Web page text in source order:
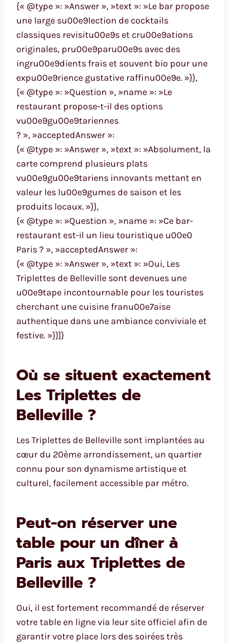
{« @type »: »Answer », »text »: »Le bar propose
une large su00e9lection de cocktails
classiques revisitu00e9s et cru00e9ations
originales, pru00e9paru00e9s avec des
ingru00e9dients frais et souvent bio pour une
expu00e9rience gustative raffinu00e9e. »}},
{« @type »: »Question », »name »: »Le
restaurant propose-t-il des options
vu00e9gu00e9tariennes
? », »acceptedAnswer »:
{« @type »: »Answer », »text »: »Absolument, la
carte comprend plusieurs plats
vu00e9gu00e9tariens innovants mettant en
valeur les lu00e9gumes de saison et les
produits locaux. »}},
{« @type »: »Question », »name »: »Ce bar-
restaurant est-il un lieu touristique u00e0
Paris ? », »acceptedAnswer »:
{« @type »: »Answer », »text »: »Oui, Les
Triplettes de Belleville sont devenues une
u00e9tape incontournable pour les touristes
cherchant une cuisine franu00e7aise
authentique dans une ambiance conviviale et
festive. »}}]}
Où se situent exactement
Les Triplettes de
Belleville ?
Les Triplettes de Belleville sont implantées au
cœur du 20ème arrondissement, un quartier
connu pour son dynamisme artistique et
culturel, facilement accessible par métro.
Peut-on réserver une
table pour un dîner à
Paris aux Triplettes de
Belleville ?
Oui, il est fortement recommandé de réserver
votre table en ligne via leur site officiel afin de
garantir votre place lors des soirées très